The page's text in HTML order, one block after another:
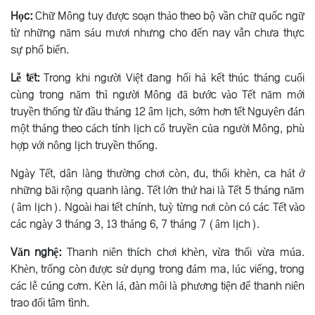
Học:Chữ Mông tuy được soạn thảo theo bộ vần chữ quốc ngữ
từ những năm sáu mươi nhưng cho đến nay vẫn chưa thực
sự phổ biến.
Lễ tết:Trong khi người Việt đang hối hả kết thúc tháng cuối
cùng trong năm thì người Mông đã bước vào Tết năm mới
truyền thống từ đầu tháng 12 âm lịch, sớm hơn tết Nguyên đán
một tháng theo cách tính lịch cổ truyền của người Mông, phù
hợp với nông lịch truyền thống.
Ngày Tết, dân làng thường chơi còn, đu, thổi khèn, ca hát ở
những bãi rộng quanh làng. Tết lớn thứ hai là Tết 5 tháng năm
(âm lịch). Ngoài hai tết chính, tuỳ từng nơi còn có các Tết vào
các ngày 3 tháng 3, 13 tháng 6, 7 tháng 7 (âm lịch).
Văn nghệ: Thanh niên thích chơi khèn, vừa thổi vừa múa.
Khèn, trống còn được sử dụng trong đám ma, lúc viếng, trong
các lễ cúng cơm. Kèn lá, đàn môi là phương tiện để thanh niên
trao đổi tâm tình.